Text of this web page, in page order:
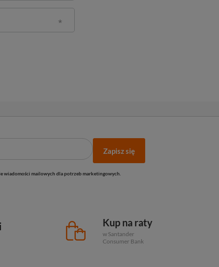
Zapisz się
wiadomości mailowych dla potrzeb marketingowych.
Kup na raty
w Santander
Consumer Bank